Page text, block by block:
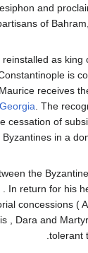
and
of
reinstalled as king
is
receives
Georgia . The
cessation of
in a
the
In return for his
concessions (
, Dara and
tolerant